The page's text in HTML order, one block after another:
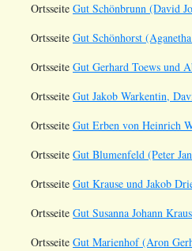
Ortsseite Gut Schönbrunn (David
Ortsseite Gut Schönhorst
Ortsseite Gut Gerhard Toews und
Ortsseite Gut Jakob Warkentin,
Ortsseite Gut Erben von Heinrich
Ortsseite Gut Blumenfeld (Peter
Ortsseite Gut Krause und Jakob
Ortsseite Gut Susanna Johann
Ortsseite Gut Marienhof (Aron